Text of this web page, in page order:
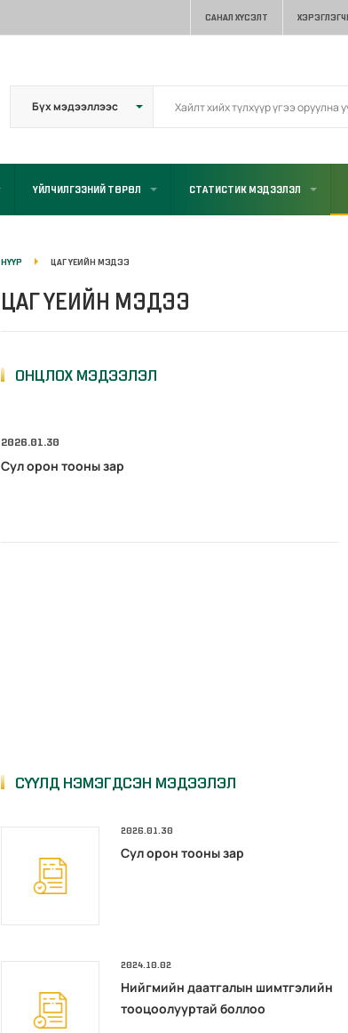
САНАЛ ХҮСЭЛТ
ҮЙЛЧИЛГЭЭНИЙ ТӨРӨЛ СТАТИСТИК МЭДЭЭЛЭЛ
НҮҮР ЦАГ ҮЕИЙН МЭДЭЭ
ЦАГ ҮЕИЙН МЭДЭЭ
ОНЦЛОХ МЭДЭЭЛЭЛ
2026.01.30
Сул орон тооны зар
СҮҮЛД НЭМЭГДСЭН МЭДЭЭЛЭЛ
2026.01.30
Сул орон тооны зар
2024.10.02
Нийгмийн даатгалын шимтгэлийн
тооцоолууртай боллоо